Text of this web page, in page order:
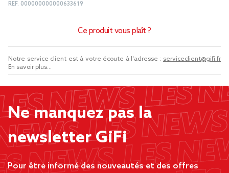
REF. 000000000000633619
Ce produit vous plaît ?
Notre service client est à votre écoute à l'adresse : serviceclient@gifi.fr
En savoir plus...
Ne manquez pas la
newsletter GiFi
Pour être informé des nouveautés et des offres